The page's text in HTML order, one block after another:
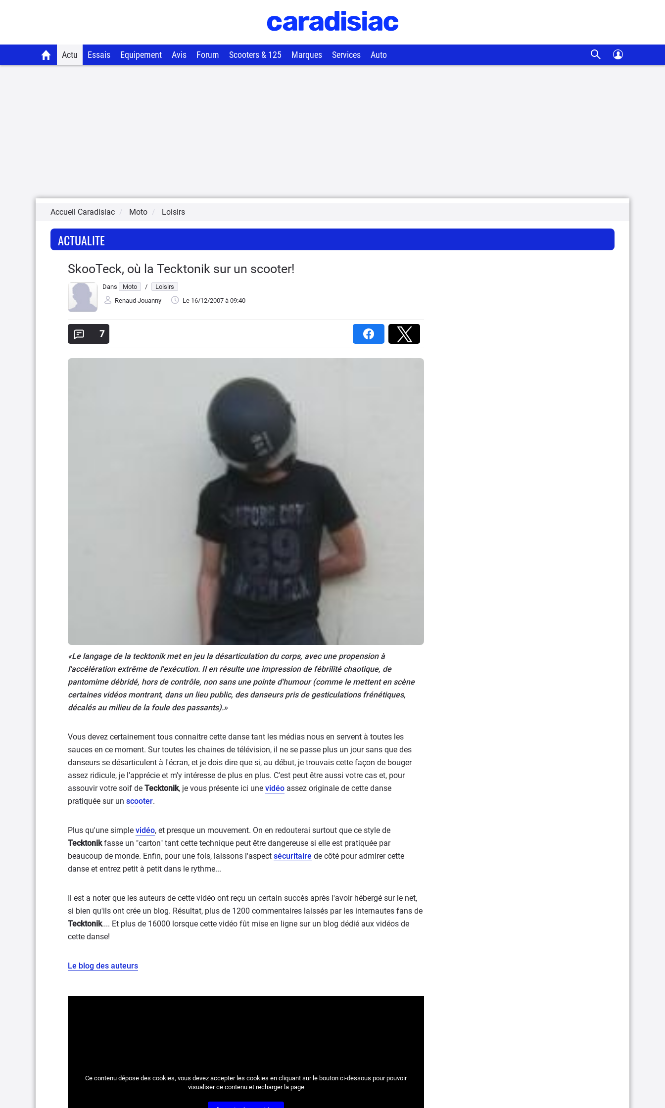
Actu Essais Equipement Avis Forum Scooters & 125 Marques Services Auto
Accueil Caradisiac Moto Loisirs
ACTUALITE
SkooTeck, où la Tecktonik sur un scooter!
Dans Moto /
Loisirs
Renaud Jouanny
Le 16/12/2007 à 09:40
7
«Le langage de la tecktonik met en jeu la désarticulation du corps, avec une propension à
l'accélération extrême de l'exécution. Il en résulte une impression de fébrilité chaotique, de
pantomime débridé, hors de contrôle, non sans une pointe d'humour (comme le mettent en scène
certaines vidéos montrant, dans un lieu public, des danseurs pris de gesticulations frénétiques,
décalés au milieu de la foule des passants).»
Vous devez certainement tous connaitre cette danse tant les médias nous en servent à toutes les
sauces en ce moment. Sur toutes les chaines de télévision, il ne se passe plus un jour sans que des
danseurs se désarticulent à l'écran, et je dois dire que si, au début, je trouvais cette façon de bouger
assez ridicule, je l'apprécie et m'y intéresse de plus en plus. C'est peut être aussi votre cas et, pour
assouvir votre soif de Tecktonik, je vous présente ici une vidéo assez originale de cette danse
pratiquée sur un scooter.
Plus qu'une simple vidéo, et presque un mouvement. On en redouterai surtout que ce style de
Tecktonikfasse un "carton" tant cette technique peut être dangereuse si elle est pratiquée par
beaucoup de monde. Enfin, pour une fois, laissons l'aspect sécuritaire de côté pour admirer cette
danse et entrez petit à petit dans le rythme...
Il est a noter que les auteurs de cette vidéo ont reçu un certain succès après l'avoir hébergé sur le net,
si bien qu'ils ont crée un blog. Résultat, plus de 1200 commentaires laissés par les internautes fans de
Tecktonik.... Et plus de 16000 lorsque cette vidéo fût mise en ligne sur un blog dédié aux vidéos de
cette danse!
Le blog des auteurs
Ce contenu dépose des cookies, vous devez accepter les cookies en cliquant sur le bouton ci-dessous pour pouvoir
visualiser ce contenu et recharger la page